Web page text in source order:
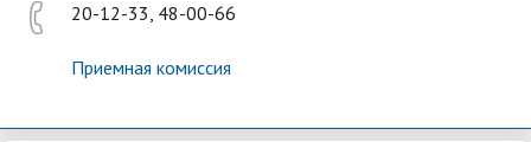
20-12-33, 48-00-66
Приемная комиссия